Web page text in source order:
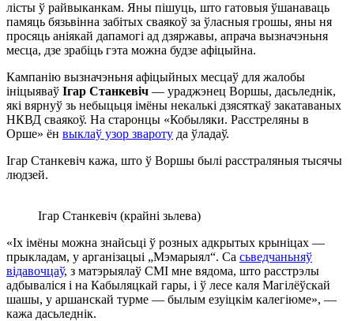
лісты ў райвыканкам. Яны пішуць, што гатовыя ўшанаваць
памяць бязьвінна забітых сваякоў за ўласныя грошы, яны ня
просяць аніякай дапамогі ад дзяржавы, апрача вызначэньня
месца, дзе зрабіць гэта можна будзе афіцыйна.
Кампанію вызначэньня афіцыйных месцаў для жалобы
ініцыяваў Ігар Станкевіч — ураджэнец Воршы, дасьледнік,
які вярнуў зь небыцьця імёны некалькі дзясяткаў закатаваных
НКВД сваякоў. На старонцы «Кобыляки. Расстреляны в
Орше» ён выклаў узор звароту да ўладаў.
Ігар Станкевіч кажа, што ў Воршы былі расстраляныя тысячы
людзей.
Ігар Станкевіч (крайні зьлева)
«Іх імёны можна знайсьці ў розных адкрытых крыніцах —
прыкладам, у арганізацыі „Мэмарыял“. Са сьведчаньняў
відавочцаў, з матэрыялаў СМІ мне вядома, што расстрэлы
адбываліся і на Кабыляцкай гары, і ў лесе каля Магілёўскай
шашы, у аршанскай турме — былым езуіцкім калегіюме», —
кажа дасьледнік.